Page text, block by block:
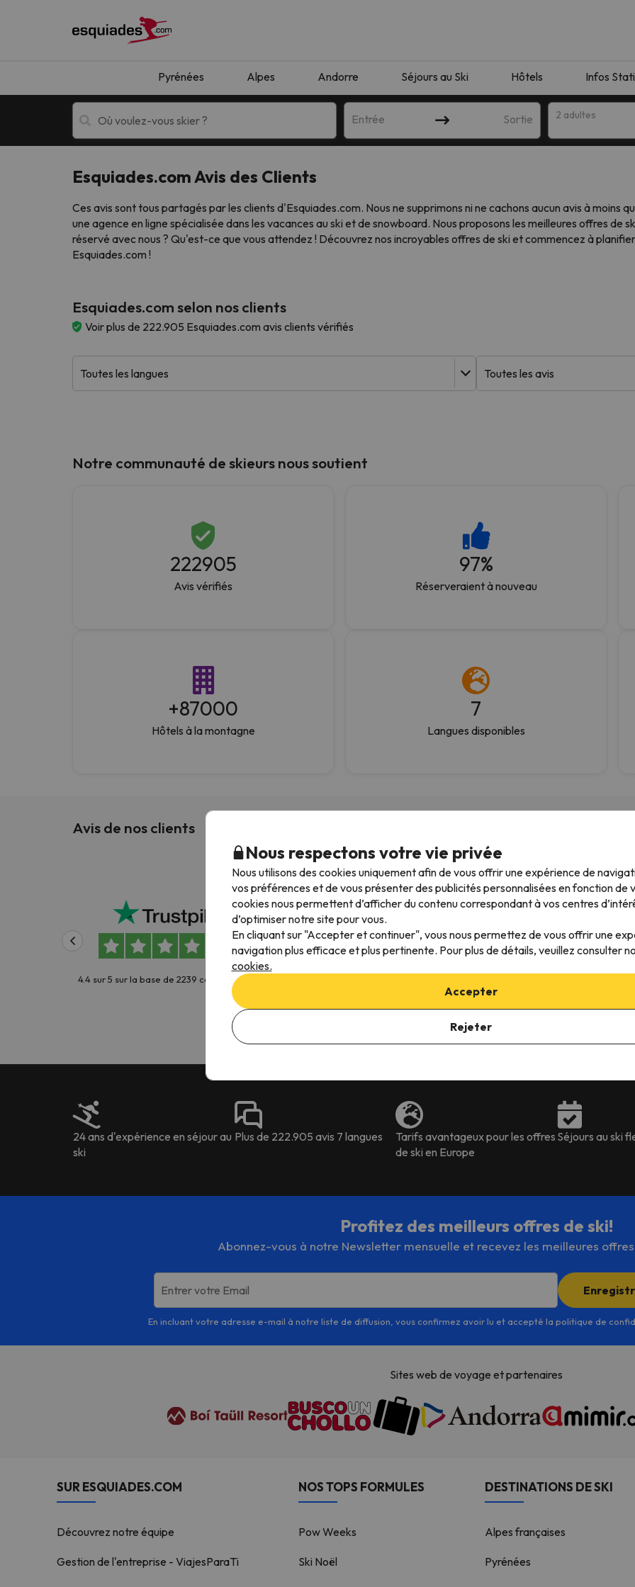
Pyrénées Alpes Andorre Séjours au Ski Hôtels Infos
Entrée Sortie 2 adultes
Séjours au ski Séjours montagne
Oups, nous n'avons pas trouvé de résultats correspondant à votre recherche. Essayez de modifier la destination.
Il semble que notre chercheur se soit égaré. Dès qu'il aura retrouvé sa boussole, il reviendra.
Esquiades.com Avis des Clients
Ces avis sont tous partagés par les clients d'Esquiades.com. Nous ne supprimons ni ne cachons aucun avis à moins
une agence en ligne spécialisée dans les vacances au ski et de snowboard. Nous proposons les meilleures offres de
réservé avec nous ? Qu'est-ce que vous attendez ! Découvrez nos incroyables offres de ski et commencez à
Esquiades.com !
Esquiades.com selon nos clients
Voir plus de 222.905 Esquiades.com avis clients vérifiés
Notre communauté de skieurs nous soutient
222905
Avis vérifiés
97%
Réserveraient à nouveau
+87000
Hôtels à la montagne
7
Langues disponibles
Avis de nos clients
4.4 sur 5 sur la base de 2239 commentaires
02/11/2025
que du positif
Nous sommes toujours passé
par ce site pour réserver nos
totalement satisfaits.
Sand Woman
16/03/
Top Rapport qualité prix
Première réservation avec
ESQUIADES, aucune
rapport qualité prix
vous
Axel baudu
24 ans d'expérience en séjour au
ski
Plus de 222.905 avis 7 langues
Tarifs avantageux pour les offres
de ski en Europe
Séjours au ski
Profitez des meilleurs offres de ski!
Abonnez-vous à notre Newsletter mensuelle et recevez les meilleures
Entrer votre Email
En incluant votre adresse e-mail à notre liste de diffusion, vous confirmez avoir lu et accepté la politique de
Sites web de voyage et partenaires
SUR ESQUIADES.COM
Découvrez notre équipe
Gestion de l'entreprise - ViajesParaTi
NOS TOPS FORMULES
Pow Weeks
Ski Noël
DESTINATIONS DE SKI
Alpes françaises
Pyrénées
Nous respectons votre vie privée
Nous utilisons des cookies uniquement afin de vous offrir une expérience de
vos préférences et de vous présenter des publicités personnalisées en fonction de
cookies nous permettent d’afficher du contenu correspondant à vos centres
d’optimiser notre site pour vous.
En cliquant sur "Accepter et continuer", vous nous permettez de vous offrir une
navigation plus efficace et plus pertinente. Pour plus de détails, veuillez consulter
cookies.
Accepter
Rejeter